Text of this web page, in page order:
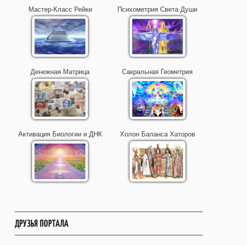
Мастер-Класс Рейки Психометрия Света Души
Денежная Матрица Сакральная Геометрия
Активация Биологии и ДНК Холон Баланса Хаторов
ДРУЗЬЯ ПОРТАЛА